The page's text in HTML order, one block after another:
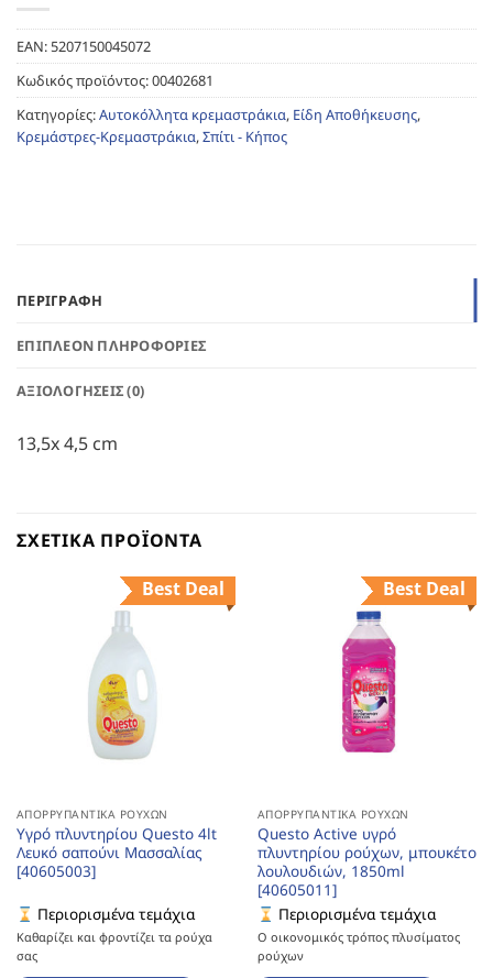
EAN:5207150045072
Κωδικός προϊόντος:00402681
Κατηγορίες:Αυτοκόλλητα κρεμαστράκια, Είδη Αποθήκευσης,
Κρεμάστρες-Κρεμαστράκια,Σπίτι - Κήπος
ΠΕΡΙΓΡΑΦΉ
ΕΠΙΠΛΈΟΝ ΠΛΗΡΟΦΟΡΊΕΣ
ΑΞΙΟΛΟΓΉΣΕΙΣ (0)
13,5x 4,5 cm
ΣΧΕΤΙΚΆ ΠΡΟΪΌΝΤΑ
Best Deal
ΑΠΟΡΡΥΠΑΝΤΙΚΆ ΡΟΎΧΩΝ
Υγρό πλυντηρίου Questo 4lt
Λευκό σαπούνι Μασσαλίας
[40605003]
Περιορισμένα τεμάχια
Καθαρίζει και φροντίζει τα ρούχα
σας
Best Deal
ΑΠΟΡΡΥΠΑΝΤΙΚΆ ΡΟΎΧΩΝ
Questo Active υγρό
πλυντηρίου ρούχων, μπουκέτο
λουλουδιών, 1850ml
[40605011]
Περιορισμένα τεμάχια
Ο οικονομικός τρόπος πλυσίματος
ρούχων